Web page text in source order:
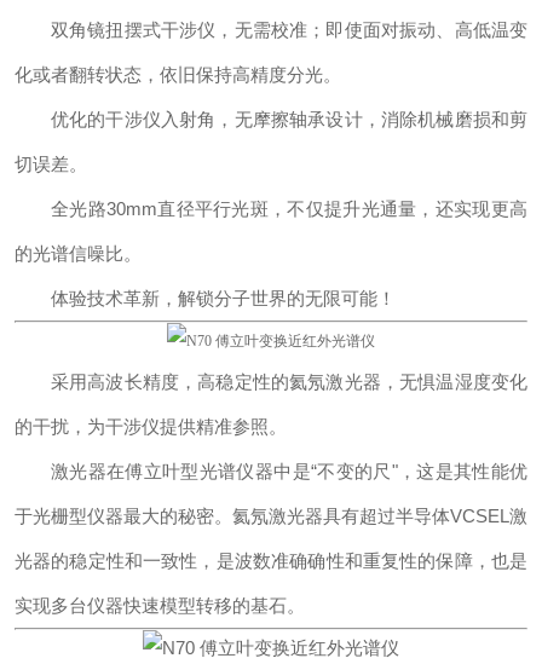
双角镜扭摆式干涉仪，无需校准；即使面对振动、高低温变
化或者翻转状态，依旧保持高精度分光。
优化的干涉仪入射角，无摩擦轴承设计，消除机械磨损和剪
切误差。
全光路30mm直径平行光斑，不仅提升光通量，还实现更高
的光谱信噪比。
体验技术革新，解锁分子世界的无限可能！
采用高波长精度，高稳定性的氦氖激光器，无惧温湿度变化
的干扰，为干涉仪提供精准参照。
激光器在傅立叶型光谱仪器中是“不变的尺"，这是其性能优
于光栅型仪器最大的秘密。氦氖激光器具有超过半导体VCSEL激
光器的稳定性和一致性，是波数准确确性和重复性的保障，也是
实现多台仪器快速模型转移的基石。